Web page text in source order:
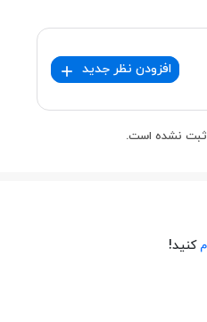
افزودن نظر جدید
ثبت نشده است.
کنید!